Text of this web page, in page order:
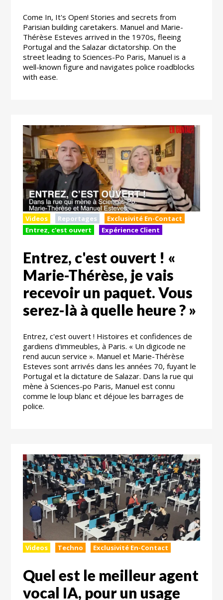
Come In, It's Open! Stories and secrets from
Parisian building caretakers. Manuel and Marie-
Thérèse Esteves arrived in the 1970s, fleeing
Portugal and the Salazar dictatorship. On the
street leading to Sciences-Po Paris, Manuel is a
well-known figure and navigates police roadblocks
with ease.
Videos Reportages
Exclusivité En-Contact
Entrez, c'est ouvert
Expérience Client
Entrez, c'est ouvert ! «
Marie-Thérèse, je vais
recevoir un paquet. Vous
serez-là à quelle heure ? »
Entrez, c'est ouvert ! Histoires et confidences de
gardiens d'immeubles, à Paris. « Un digicode ne
rend aucun service ». Manuel et Marie-Thérèse
Esteves sont arrivés dans les années 70, fuyant le
Portugal et la dictature de Salazar. Dans la rue qui
mène à Sciences-po Paris, Manuel est connu
comme le loup blanc et déjoue les barrages de
police.
Videos Techno Exclusivité En-Contact
Quel est le meilleur agent
vocal IA, pour un usage